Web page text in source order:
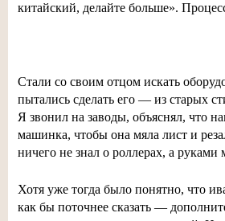
китайский, делайте больше».
Стали со своим отцом искать
пытались сделать его — из старых
Я звонил на заводы, объяснял, что
машинка, чтобы она мяла лист и
ничего не знал о роллерах, а руками
Хотя уже тогда было понятно, что
как бы поточнее сказать —